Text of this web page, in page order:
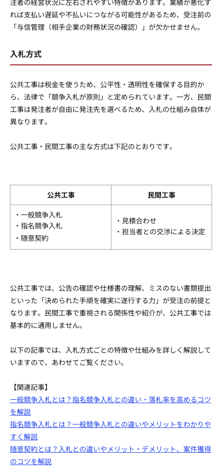
れば支払い遅延や不払いにつながる可能性があるため、受注前の
「与信管理（相手企業の財務状況の確認）」が欠かせません。
入札方式
公共工事は税金を使うため、公平性・透明性を確保する目的か
ら、法律で「競争入札が原則」と定められています。一方、民間
工事は発注者が自由に発注先を選べるため、入札の仕組み自体が
異なります。
公共工事・民間工事の主な方式は下記のとおりです。
公共工事
民間工事
・一般競争入札
・指名競争入札
・随意契約
・見積合わせ
・担当者との交渉による決定
公共工事では、公告の確認や仕様書の理解、ミスのない書類提出
といった「決められた手順を確実に遂行する力」が受注の前提と
なります。民間工事で重視される関係性や紹介が、公共工事では
基本的に通用しません。
以下の記事では、入札方式ごとの特徴や仕組みを詳しく解説して
いますので、あわせてご覧ください。
【関連記事】
一般競争入札とは？指名競争入札との違い・落札率を高めるコツ
を解説
指名競争入札とは？一般競争入札との違いやメリットをわかりや
すく解説
随意契約とは？入札との違いやメリット・デメリット、案件獲得
のコツを解説